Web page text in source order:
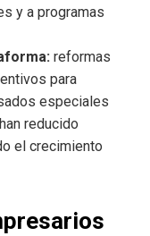
y a programas
reformas
para
especiales
reducido
el crecimiento